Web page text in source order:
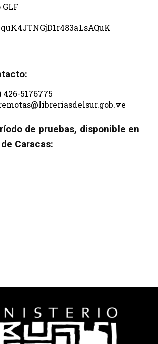
5176775
de pruebas, disponible en
Caracas: